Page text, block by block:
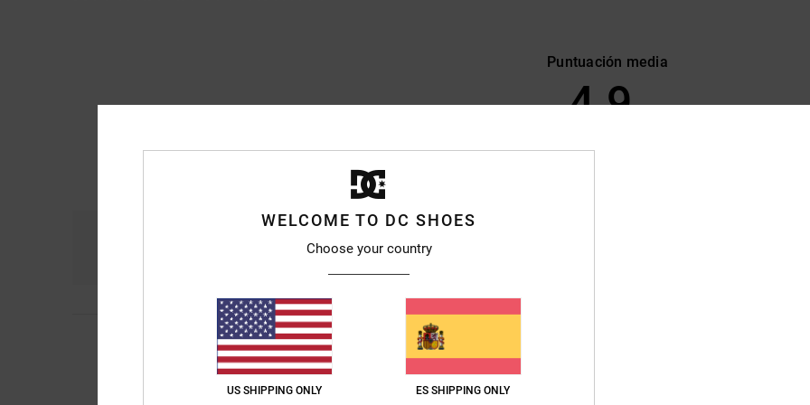
Puntuación media
4.9
Josep M
Son bonitas
Comodidad
Relación calidad-precio: 4
WELCOME TO DC SHOES
Choose your country
US SHIPPING ONLY ES SHIPPING ONLY